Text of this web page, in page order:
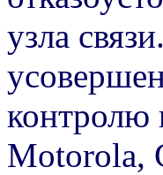
узла
контролю
Motorola,